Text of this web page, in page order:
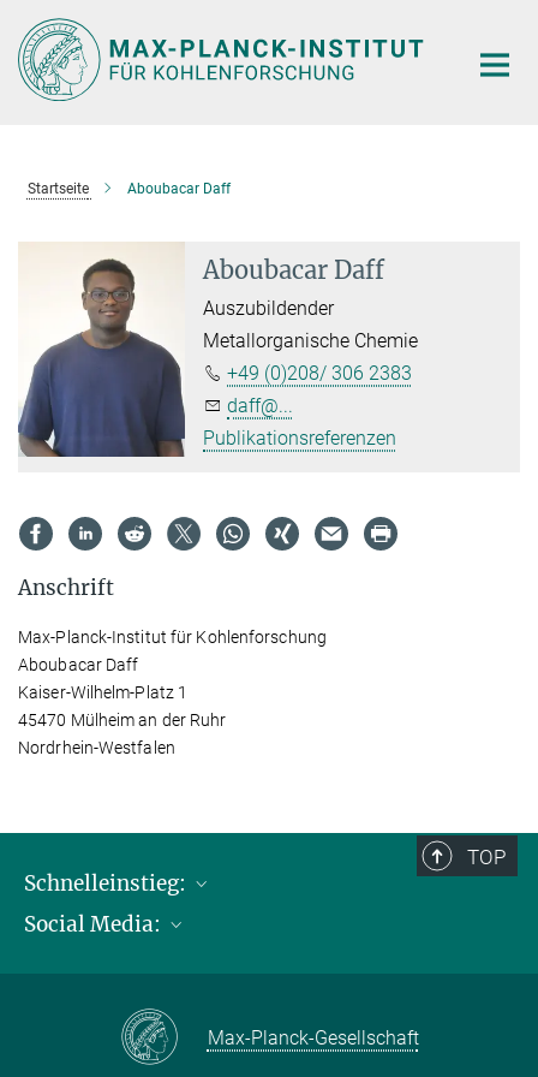
Hauptinhalt
Startseite Aboubacar Daff
Aboubacar Daff
Auszubildender
Metallorganische Chemie
+49 (0)208/ 306 2383
daff@...
Publikationsreferenzen
Anschrift
Max-Planck-Institut für Kohlenforschung
Aboubacar Daff
Kaiser-Wilhelm-Platz 1
45470 Mülheim an der Ruhr
Nordrhein-Westfalen
TOP
Schnelleinstieg:
Publikationen
Kontakt und Anfahrtsbeschreibung
Social Media:
Max-Planck-Gesellschaft